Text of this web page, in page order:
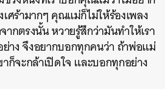
เศร้ามากๆ คุณแม่ก็ไม่ให้ร้องเพลง
ากตรงนั้น หวายรู้สึกว่ามันทำให้เรา
าง จึงอยากบอกทุกคนว่า ถ้าพ่อแม่
ก็จะกล้าเปิดใจ และบอกทุกอย่าง